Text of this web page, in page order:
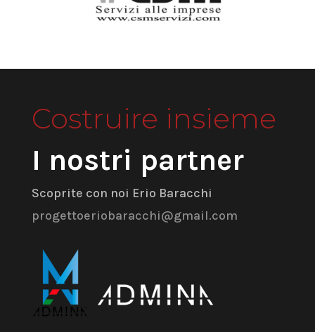
Costruire insieme
I nostri partner
Scoprite con noi Erio Baracchi
progettoeriobaracchi@gmail.com